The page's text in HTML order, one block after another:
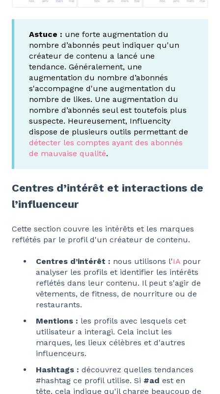
Astuce : une forte augmentation du
nombre d’abonnés peut indiquer qu'un
créateur de contenu a lancé une
tendance. Généralement, une
augmentation du nombre d’abonnés
s'accompagne d'une augmentation du
nombre de likes. Une augmentation du
nombre d’abonnés seul est toutefois plus
suspecte. Heureusement, Influencity
dispose de plusieurs outils permettant de
détecter les comptes ayant des abonnés
de mauvaise qualité.
Centres d’intérêt et interactions de
l’influenceur
Cette section couvre les intérêts et les marques
reflétés par le profil d'un créateur de contenu.
Centres d’intérêt : nous utilisons l'IA pour
analyser les profils et identifier les intérêts
reflétés dans leur contenu. Il peut s'agir de
vêtements, de fitness, de nourriture ou de
restaurants.
Mentions : les profils avec lesquels cet
utilisateur a interagi. Cela inclut les
marques, les lieux célèbres et d'autres
influenceurs.
Hashtags : découvrez quelles tendances
#hashtag ce profil utilise. Si #ad est en
tête, cela indique qu'il charge beaucoup de